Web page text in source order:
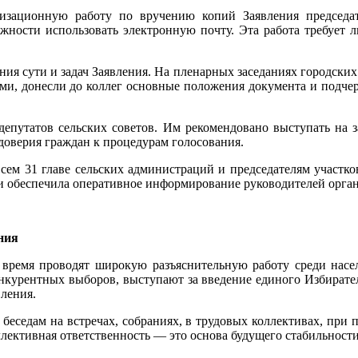
работу по вручению копий Заявления
использовать электронную почту. Эта работа требует
сути и задач Заявления. На пленарных заседаниях
до коллег основные положения документа и
сельских советов. Им рекомендовано выступать
граждан к процедурам голосования.
31 главе сельских администраций и председателям
оперативное информирование руководителей
проводят широкую разъяснительную работу среди
выборов, выступают за введение единого
на встречах, собраниях, в трудовых коллективах,
ответственность — это основа будущего